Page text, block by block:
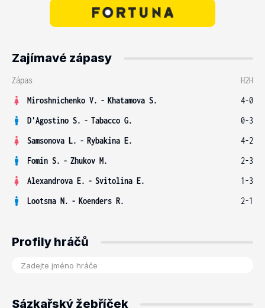
Zajímavé zápasy
Zápas
H2H
Miroshnichenko V. - Khatamova S.
4-0
D'Agostino S. - Tabacco G.
0-3
Samsonova L. - Rybakina E.
4-2
Fomin S. - Zhukov M.
2-3
Alexandrova E. - Svitolina E.
1-3
Lootsma N. - Koenders R. 2-1
Profily hráčů
Sázkařský žebříček